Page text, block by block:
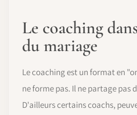
Le coaching
du mariage
Le coaching est un format en
ne forme pas. Il ne partage pas
D'ailleurs certains coachs,